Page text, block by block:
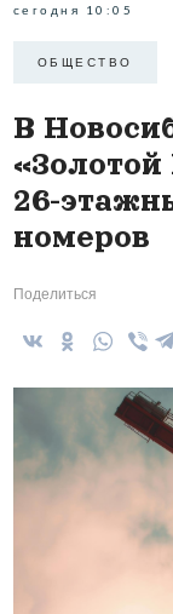
сегодня 10:05
ОБЩЕСТВО
В
26-
номеров
Поделиться